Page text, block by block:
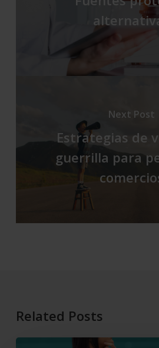
Next Post
Estrategias de
guerrilla para
Related Posts